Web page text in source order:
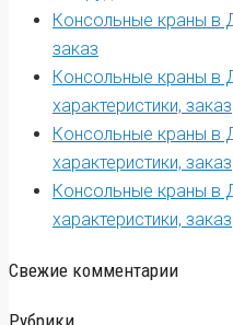
Консольные краны в
заказ
Консольные краны в
характеристики, заказ
Консольные краны в
характеристики, заказ
Консольные краны в
характеристики, заказ
Свежие комментарии
Рубрики